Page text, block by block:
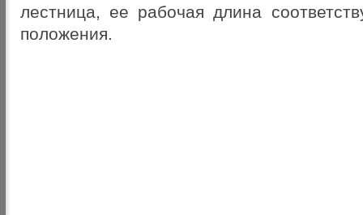
лестница, ее рабочая длина
положения.